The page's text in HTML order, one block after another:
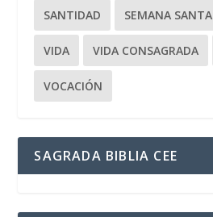
SANTIDAD SEMANA SANTA
VIDA VIDA CONSAGRADA
VOCACIÓN
SAGRADA BIBLIA CEE